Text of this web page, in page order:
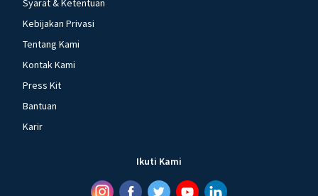
Syarat & Ketentuan
Kebijakan Privasi
Tentang Kami
Kontak Kami
Press Kit
Bantuan
Karir
Ikuti Kami